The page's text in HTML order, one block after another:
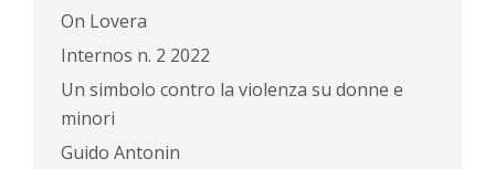
On Lovera
Internos n. 2 2022
Un simbolo contro la violenza su donne e
minori
Guido Antonin